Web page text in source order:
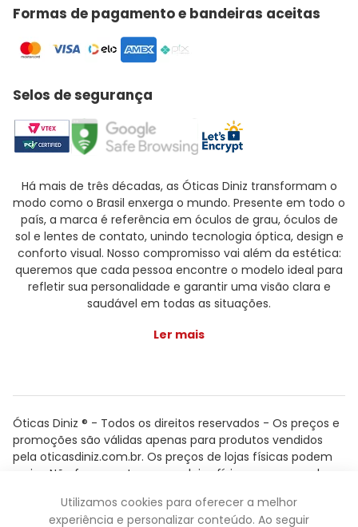
Formas de pagamento e bandeiras aceitas
Selos de segurança
Há mais de três décadas, as Óticas Diniz transformam o
modo como o Brasil enxerga o mundo. Presente em todo o
país, a marca é referência em óculos de grau, óculos de
sol e lentes de contato, unindo tecnologia óptica, design e
conforto visual. Nosso compromisso vai além da estética:
queremos que cada pessoa encontre o modelo ideal para
refletir sua personalidade e garantir uma visão clara e
saudável em todas as situações.
Ler mais
Óticas Diniz ® - Todos os direitos reservados - Os preços e
promoções são válidas apenas para produtos vendidos
pela oticasdiniz.com.br. Os preços de lojas físicas podem
variar. Não fazemos trocas em lojas físicas, apenas pelo
Powered by
Utilizamos cookies para oferecer a melhor
experiência e personalizar conteúdo. Ao seguir